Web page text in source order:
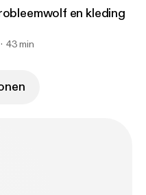
en kleding
43 min